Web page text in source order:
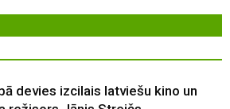
devies izcilais latviešu kino un